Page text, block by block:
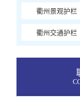
衢州景观护栏
衢州交通护栏